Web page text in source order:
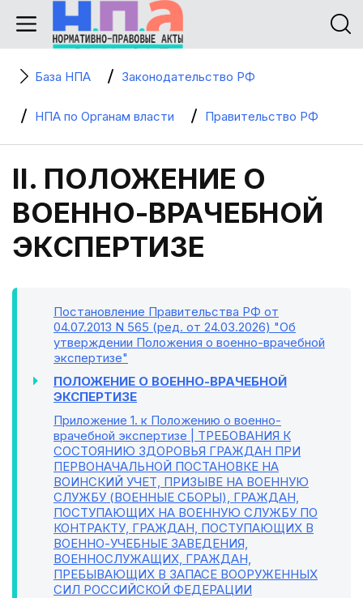
База НПА Законодательство РФ
НПА по Органам власти Правительство РФ
II. ПОЛОЖЕНИЕ О
ВОЕННО-ВРАЧЕБНОЙ
ЭКСПЕРТИЗЕ
Постановление Правительства РФ от
04.07.2013 N 565 (ред. от 24.03.2026) "Об
утверждении Положения о военно-врачебной
экспертизе"
ПОЛОЖЕНИЕ О ВОЕННО-ВРАЧЕБНОЙ
ЭКСПЕРТИЗЕ
Приложение 1. к Положению о военно-
врачебной экспертизе | ТРЕБОВАНИЯ К
СОСТОЯНИЮ ЗДОРОВЬЯ ГРАЖДАН ПРИ
ПЕРВОНАЧАЛЬНОЙ ПОСТАНОВКЕ НА
ВОИНСКИЙ УЧЕТ, ПРИЗЫВЕ НА ВОЕННУЮ
СЛУЖБУ (ВОЕННЫЕ СБОРЫ), ГРАЖДАН,
ПОСТУПАЮЩИХ НА ВОЕННУЮ СЛУЖБУ ПО
КОНТРАКТУ, ГРАЖДАН, ПОСТУПАЮЩИХ В
ВОЕННО-УЧЕБНЫЕ ЗАВЕДЕНИЯ,
ВОЕННОСЛУЖАЩИХ, ГРАЖДАН,
ПРЕБЫВАЮЩИХ В ЗАПАСЕ ВООРУЖЕННЫХ
СИЛ РОССИЙСКОЙ ФЕДЕРАЦИИ